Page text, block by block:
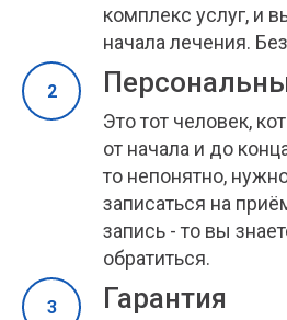
комплекс услуг, и
начала лечения.
Это тот человек,
от начала и до
то непонятно,
записаться на
запись - то вы
обратиться.
Гарантия